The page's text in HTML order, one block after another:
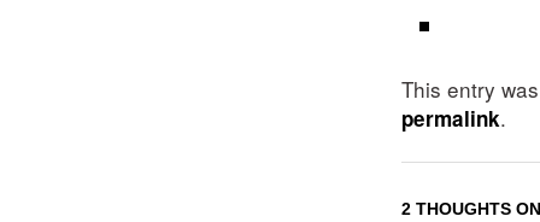
This entry
permalink.
2 THOUGHTS